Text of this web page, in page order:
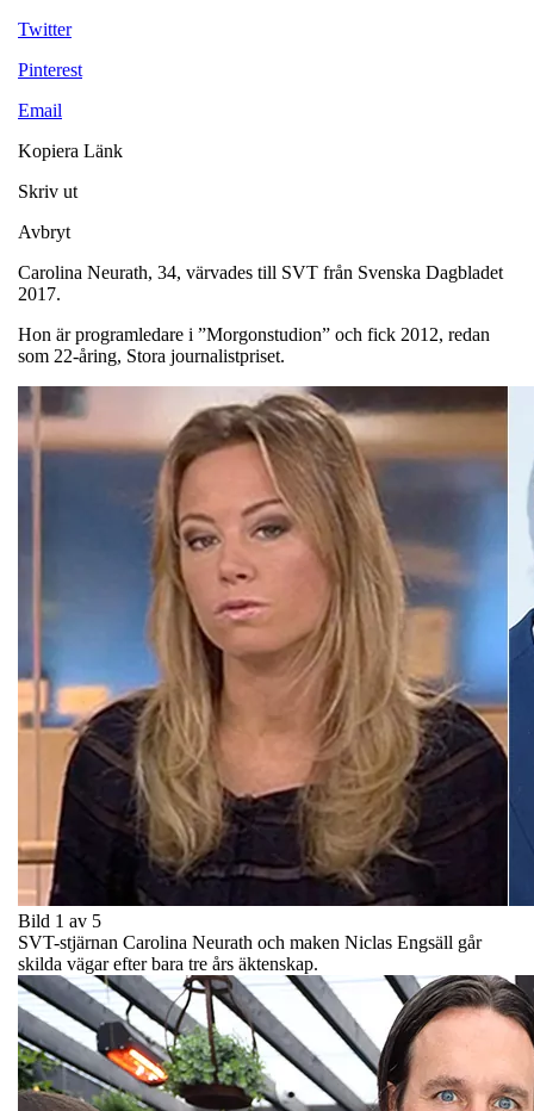
Twitter
Pinterest
Email
Kopiera Länk
Skriv ut
Avbryt
Carolina Neurath, 34, värvades till SVT från Svenska Dagbladet
2017.
Hon är programledare i ”Morgonstudion” och fick 2012, redan
som 22-åring, Stora journalistpriset.
Bild 1 av 5
SVT-stjärnan Carolina Neurath och maken Niclas Engsäll går
skilda vägar efter bara tre års äktenskap.